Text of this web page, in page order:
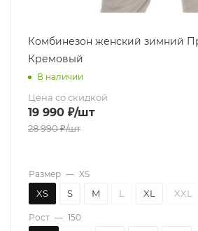
Комбинезон женский зимний
Кремовый
В наличии
Цена со скидкой
19 990 ₽/шт
28 990₽/шт
Размер — XS
XS S M L XL XXL
Рост — 150